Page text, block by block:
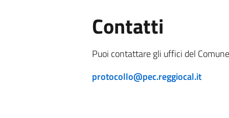
Contatti
Puoi contattare gli uffici del
protocollo@pec.reggiocal.it